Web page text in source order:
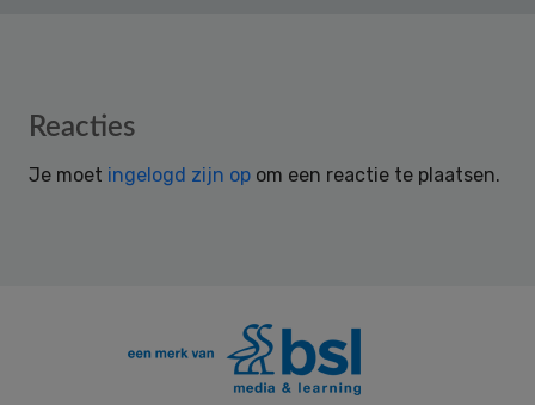
Reader
Reacties
Je moet ingelogd zijn op om een reactie te plaatsen.